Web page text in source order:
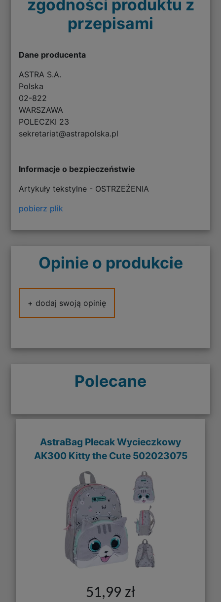
zgodności produktu z
przepisami
Dane producenta
ASTRA S.A.
Polska
02-822
WARSZAWA
POLECZKI 23
sekretariat@astrapolska.pl
Informacje o bezpieczeństwie
Artykuły tekstylne - OSTRZEŻENIA
pobierz plik
Opinie o produkcie
+ dodaj swoją opinię
Polecane
AstraBag Plecak Wycieczkowy
AK300 Kitty the Cute 502023075
51,99 zł